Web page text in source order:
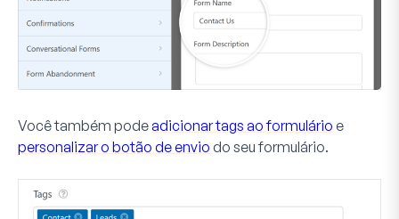
Você também podeadicionar tags ao formulário e
personalizar o botão de envio do seu formulário.